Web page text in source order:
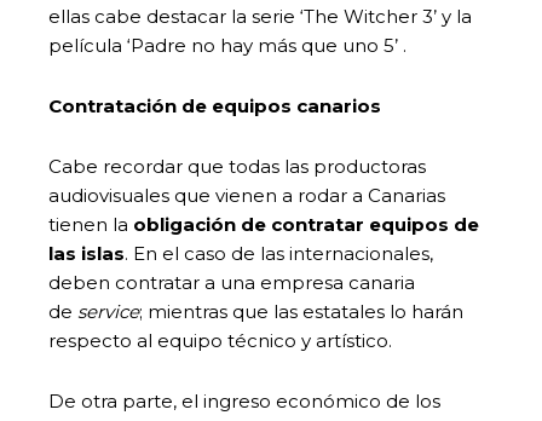
ellas cabe destacar la serie ‘The Witcher 3’ y la
película ‘Padre no hay más que uno 5’ .
Contratación de equipos canarios
Cabe recordar que todas las productoras
audiovisuales que vienen a rodar a Canarias
tienen la obligación de contratar equipos de
las islas. En el caso de las internacionales,
deben contratar a una empresa canaria
de service; mientras que las estatales lo harán
respecto al equipo técnico y artístico.
De otra parte, el ingreso económico de los